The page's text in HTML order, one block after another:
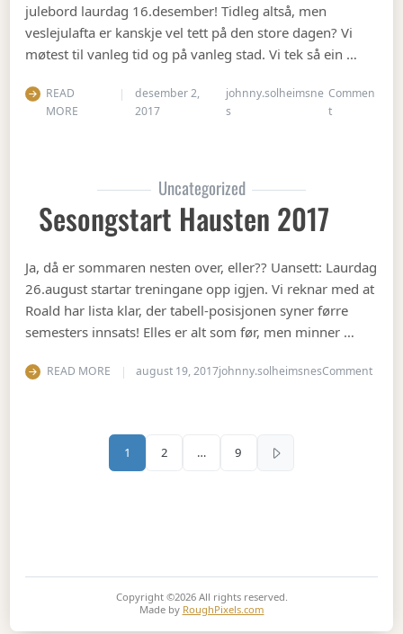
julebord laurdag 16.desember! Tidleg altså, men
veslejulafta er kanskje vel tett på den store dagen? Vi
møtest til vanleg tid og på vanleg stad. Vi tek så ein …
READ
MORE
desember 2,
2017
johnny.solheimsne
s
Commen
ton Julebord
Uncategorized
Sesongstart Hausten 2017
Ja, då er sommaren nesten over, eller?? Uansett: Laurdag
26.august startar treningane opp igjen. Vi reknar med at
Roald har lista klar, der tabell-posisjonen syner førre
semesters innsats! Elles er alt som før, men minner …
READ MORE august 19, 2017johnny.solheimsnesCommenton
Sidepaginering
1 2 … 9
Copyright ©2026 All rights reserved.
Made by RoughPixels.com